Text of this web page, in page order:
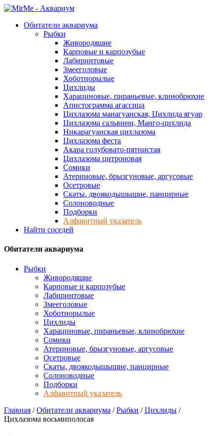
Обитатели аквариума
Рыбки
Живородящие
Карповые и карпозубые
Лабиринтовые
Змееголовые
Хоботнорылые
Цихлиды
Харациновые, пираньевые, клинобрюхие
Апистограмма агассица
Цихлазома манагуанская, Цихлида ягуар
Цихлазома сальвини, Манго-цихлида
Никарагуанская цихлазома
Цихлазома феста
Акара голубовато-пятнистая
Цихлазома цитроновая
Сомики
Атериновые, брызгуновые, аргусовые
Осетровые
Скаты, двоякодышыщие, панцирные
Солоноводные
Подборки
Алфавитный указатель
Найти соседей
Обитатели аквариума
Рыбки
Живородящие
Карповые и карпозубые
Лабиринтовые
Змееголовые
Хоботнорылые
Цихлиды
Харациновые, пираньевые, клинобрюхие
Сомики
Атериновые, брызгуновые, аргусовые
Осетровые
Скаты, двоякодышыщие, панцирные
Солоноводные
Подборки
Алфавитный указатель
Главная /Обитатели аквариума /Рыбки /Цихлиды /
Цихлазома восьмиполосая